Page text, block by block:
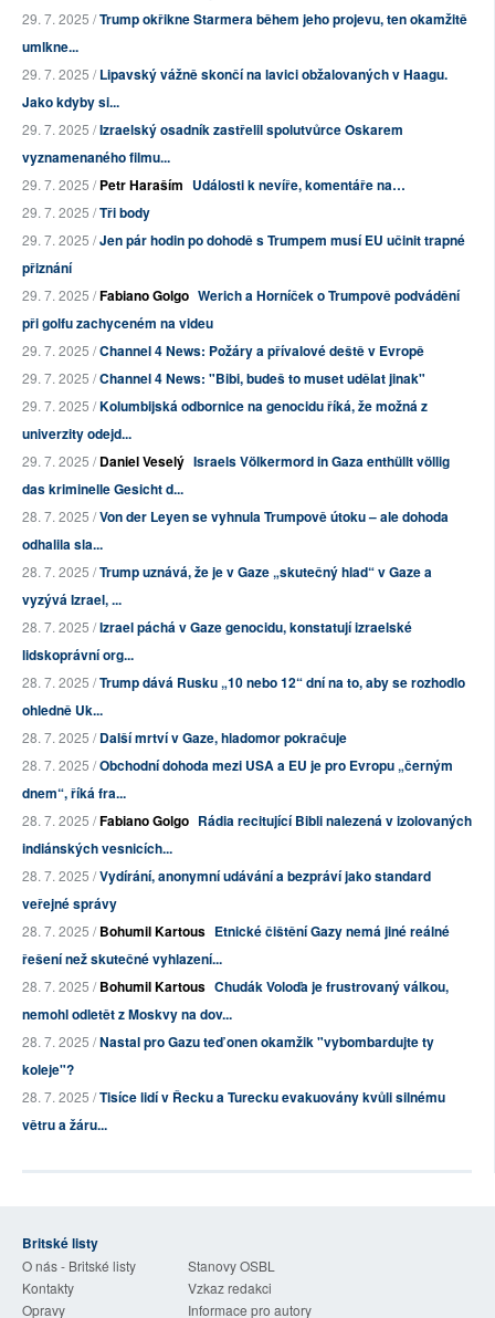
29. 7. 2025 /Trump okřikne Starmera během jeho projevu, ten okamžitě
umlkne...
29. 7. 2025 /Lipavský vážně skončí na lavici obžalovaných v Haagu.
Jako kdyby si...
29. 7. 2025 /Izraelský osadník zastřelil spolutvůrce Oskarem
vyznamenaného filmu...
29. 7. 2025 /Petr Haraším Události k nevíře, komentáře na…
29. 7. 2025 /Tři body
29. 7. 2025 /Jen pár hodin po dohodě s Trumpem musí EU učinit trapné
přiznání
29. 7. 2025 /Fabiano Golgo Werich a Horníček o Trumpově podvádění
při golfu zachyceném na videu
29. 7. 2025 /Channel 4 News: Požáry a přívalové deště v Evropě
29. 7. 2025 /Channel 4 News: "Bibi, budeš to muset udělat jinak"
29. 7. 2025 /Kolumbijská odbornice na genocidu říká, že možná z
univerzity odejd...
29. 7. 2025 /Daniel Veselý Israels Völkermord in Gaza enthüllt völlig
das kriminelle Gesicht d...
28. 7. 2025 /Von der Leyen se vyhnula Trumpově útoku – ale dohoda
odhalila sla...
28. 7. 2025 /Trump uznává, že je v Gaze „skutečný hlad“ v Gaze a
vyzývá Izrael, ...
28. 7. 2025 /Izrael páchá v Gaze genocidu, konstatují izraelské
lidskoprávní org...
28. 7. 2025 /Trump dává Rusku „10 nebo 12“ dní na to, aby se rozhodlo
ohledně Uk...
28. 7. 2025 /Další mrtví v Gaze, hladomor pokračuje
28. 7. 2025 /Obchodní dohoda mezi USA a EU je pro Evropu „černým
dnem“, říká fra...
28. 7. 2025 /Fabiano Golgo Rádia recitující Bibli nalezená v izolovaných
indiánských vesnicích...
28. 7. 2025 /Vydírání, anonymní udávání a bezpráví jako standard
veřejné správy
28. 7. 2025 /Bohumil Kartous Etnické čištění Gazy nemá jiné reálné
řešení než skutečné vyhlazení...
28. 7. 2025 /Bohumil Kartous Chudák Voloďa je frustrovaný válkou,
nemohl odletět z Moskvy na dov...
28. 7. 2025 /Nastal pro Gazu teď onen okamžik "vybombardujte ty
koleje"?
28. 7. 2025 /Tisíce lidí v Řecku a Turecku evakuovány kvůli silnému
větru a žáru...
Britské listy
O nás - Britské listy
Stanovy OSBL
Kontakty
Vzkaz redakci
Opravy
Informace pro autory